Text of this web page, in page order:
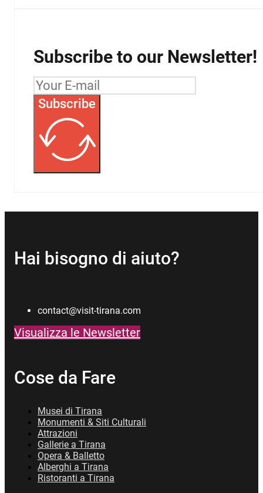
Subscribe to our Newsletter!
Subscribe
Hai bisogno di aiuto?
contact@visit-tirana.com
Visualizza le Newsletter
Cose da Fare
Musei di Tirana
Monumenti & Siti Culturali
Attrazioni
Gallerie a Tirana
Opera & Balletto
Alberghi a Tirana
Ristoranti a Tirana